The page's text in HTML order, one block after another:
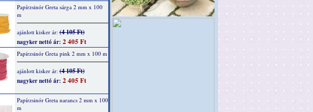
Papírzsinór Greta sárga 2 mm x 100
m
ajánlott kisker ár:(4 105 Ft)
nagyker nettó ár: 2 405 Ft
Papírzsinór Greta pink 2 mm x 100 m
ajánlott kisker ár:(4 105 Ft)
nagyker nettó ár: 2 405 Ft
Papírzsinór Greta narancs 2 mm x 100
m